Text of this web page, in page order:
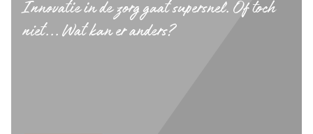
Innovatie in de zorg gaat supersnel. Of toch
niet... Wat kan er anders?